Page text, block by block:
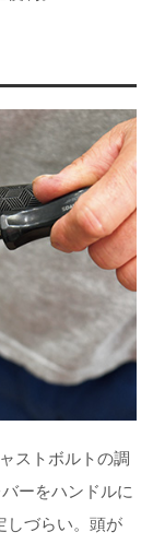
ストボルトの調
ーをハンドルに
しづらい。頭が